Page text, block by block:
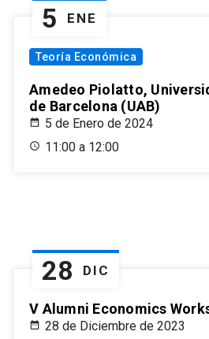
5 ENE
Teoría Económica
Amedeo Piolatto,
de Barcelona (UAB)
5 de Enero de 2024
11:00 a 12:00
28 DIC
V Alumni Economics
28 de Diciembre de 2023